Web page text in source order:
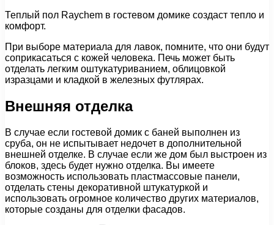
Теплый пол Raychem в гостевом домике создаст тепло и
комфорт.
При выборе материала для лавок, помните, что они будут
соприкасаться с кожей человека. Печь может быть
отделать легким оштукатуриванием, облицовкой
изразцами и кладкой в железных футлярах.
Внешняя отделка
В случае если гостевой домик с баней выполнен из
сруба, он не испытывает недочет в дополнительной
внешней отделке. В случае если же дом был выстроен из
блоков, здесь будет нужно отделка. Вы имеете
возможность использовать пластмассовые панели,
отделать стены декоративной штукатуркой и
использовать огромное количество других материалов,
которые созданы для отделки фасадов.